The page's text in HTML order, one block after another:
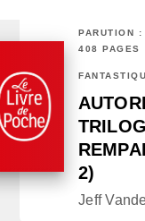
PARUTION
408 PAGES
2)
Jeff